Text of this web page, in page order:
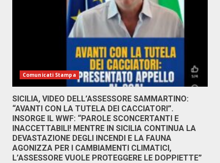
Comunicati Stampa
SICILIA, VIDEO DELL’ASSESSORE SAMMARTINO:
“AVANTI CON LA TUTELA DEI CACCIATORI”.
INSORGE IL WWF: “PAROLE SCONCERTANTI E
INACCETTABILI! MENTRE IN SICILIA CONTINUA LA
DEVASTAZIONE DEGLI INCENDI E LA FAUNA
AGONIZZA PER I CAMBIAMENTI CLIMATICI,
L’ASSESSORE VUOLE PROTEGGERE LE DOPPIETTE”